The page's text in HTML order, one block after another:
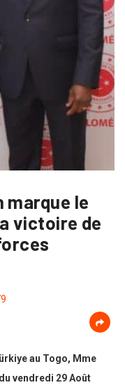
marque le
victoire de
au Togo, Mme
vendredi 29 Août